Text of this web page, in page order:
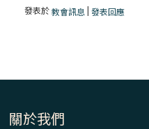
發表於教會訊息 |發表回應
關於我們